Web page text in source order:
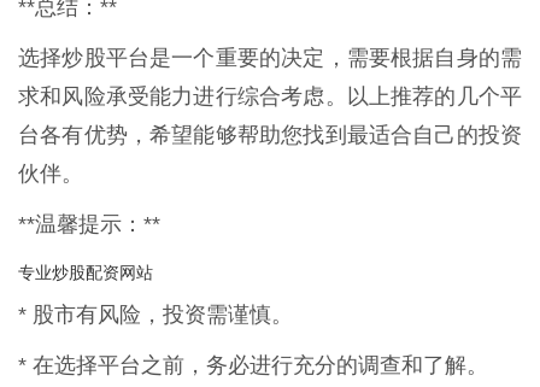
**总结：**
选择炒股平台是一个重要的决定，需要根据自身的需
求和风险承受能力进行综合考虑。以上推荐的几个平
台各有优势，希望能够帮助您找到最适合自己的投资
伙伴。
**温馨提示：**
专业炒股配资网站
* 股市有风险，投资需谨慎。
* 在选择平台之前，务必进行充分的调查和了解。